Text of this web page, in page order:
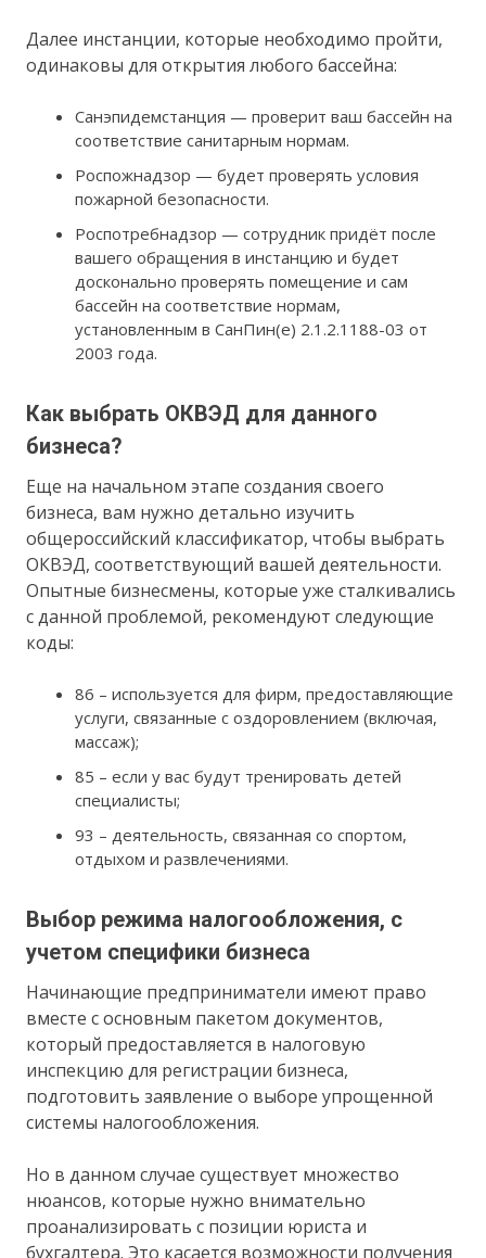
Далее инстанции, которые необходимо пройти,
одинаковы для открытия любого бассейна:
Санэпидемстанция — проверит ваш бассейн на
соответствие санитарным нормам.
Роспожнадзор — будет проверять условия
пожарной безопасности.
Роспотребнадзор — сотрудник придёт после
вашего обращения в инстанцию и будет
досконально проверять помещение и сам
бассейн на соответствие нормам,
установленным в СанПин(е) 2.1.2.1188-03 от
2003 года.
Как выбрать ОКВЭД для данного
бизнеса?
Еще на начальном этапе создания своего
бизнеса, вам нужно детально изучить
общероссийский классификатор, чтобы выбрать
ОКВЭД, соответствующий вашей деятельности.
Опытные бизнесмены, которые уже сталкивались
с данной проблемой, рекомендуют следующие
коды:
86 – используется для фирм, предоставляющие
услуги, связанные с оздоровлением (включая,
массаж);
85 – если у вас будут тренировать детей
специалисты;
93 – деятельность, связанная со спортом,
отдыхом и развлечениями.
Выбор режима налогообложения, с
учетом специфики бизнеса
Начинающие предприниматели имеют право
вместе с основным пакетом документов,
который предоставляется в налоговую
инспекцию для регистрации бизнеса,
подготовить заявление о выборе упрощенной
системы налогообложения.
Но в данном случае существует множество
нюансов, которые нужно внимательно
проанализировать с позиции юриста и
бухгалтера. Это касается возможности получения